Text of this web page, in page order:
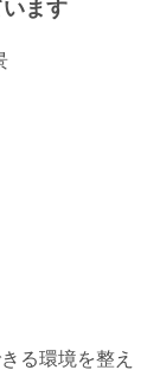
ます
る環境を整え